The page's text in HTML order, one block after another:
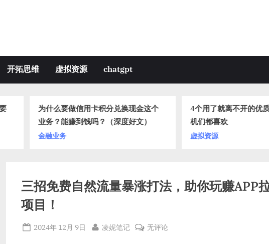
开拓思维 虚拟资源 chatgpt
为什么要做信用卡积分兑换现金这个
业务？能赚到钱吗？（深度好文）
金融业务
4个用了就离不开的优质
机们都喜欢
虚拟资源
三招免费自然流量暴涨打法，助你玩赚APP
项目！
Posted
2024年 12月 9日 By
凌妮笔记
三
无评论